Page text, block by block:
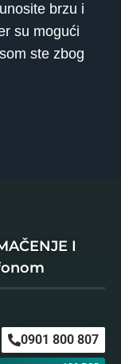
brzu i
su mogući
ste zbog
I
0901 800 807